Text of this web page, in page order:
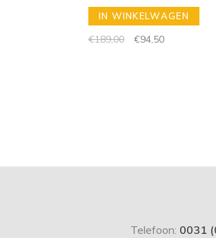
IN WINKELWAGEN
€189,00 €94,50
Telefoon: 0031